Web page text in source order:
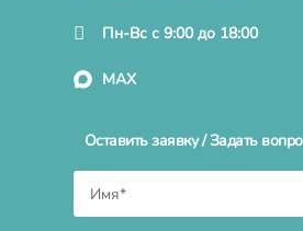
Пн-Вс с 9:00 до 18:00
MAX
Оставить заявку / Задать